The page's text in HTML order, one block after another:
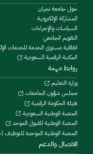
حول جامعة نجران
المشاركة الإلكترونية
السياسات والإجراءات
التقويم الجامعي
اتفاقية مستوى الخدمة للخدمات
المكتبة الرقمية السعودية
روابط مهمة
وزارة التعليم
مجلس شؤون الجامعات
هيئة الحكومة الرقمية
المنصة الوطنية السعودية
المنصة الوطنية للقبول الموحد
المنصة الوطنية الموحدة للتوظيف
الاتصال والدعم